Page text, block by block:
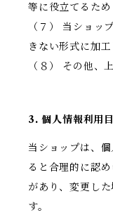
等に役立てるため
（７） 当ショッ
きない形式に加
（８） その他、
3. 個人情報利用
当ショップは、
ると合理的に認
があり、変更し
す。